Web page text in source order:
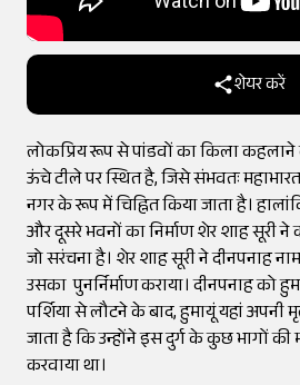
शेयर करें
लोकप्रिय रूप से पांडवों का किला कहलाने
ऊंचे टीले पर स्थित है, जिसे संभवतः
नगर के रूप में चिह्नित किया जाता है।
और दूसरे भवनों का निर्माण शेर शाह सूरी ने
जो सरंचना है। शेर शाह सूरी ने दीनपनाह
उसका पुनर्निर्माण कराया। दीनपनाह को
पर्शिया से लौटने के बाद, हुमायूं यहां अपनी
जाता है कि उन्होंने इस दुर्ग के कुछ भागों
करवाया था।